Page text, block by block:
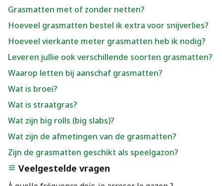
Veelgestelde vragen
Grasmatten met of zonder netten?
Hoeveel grasmatten bestel ik extra voor snijverlies?
Hoeveel vierkante meter grasmatten heb ik nodig?
Leveren jullie ook verschillende soorten grasmatten?
Waarop letten bij aanschaf grasmatten?
Wat is broei?
Wat is straatgras?
Wat zijn big rolls (big slabs)?
Wat zijn de afmetingen van de grasmatten?
Zijn de grasmatten geschikt als speelgazon?